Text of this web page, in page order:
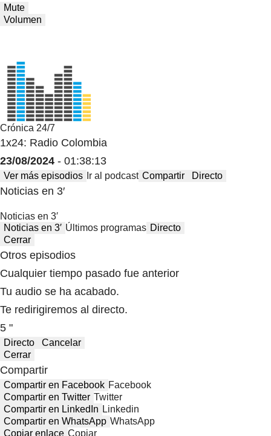
Mute
Volumen
Crónica 24/7
1x24: Radio Colombia
23/08/2024 - 01:38:13
Ver más episodios Ir al podcast Compartir Directo
Noticias en 3′
Noticias en 3′
Noticias en 3′ Últimos programas Directo
Cerrar
Otros episodios
Cualquier tiempo pasado fue anterior
Tu audio se ha acabado.
Te redirigiremos al directo.
5 "
Directo
Cancelar
Cerrar
Compartir
Compartir en Facebook Facebook
Compartir en Twitter Twitter
Compartir en LinkedIn Linkedin
Compartir en WhatsApp WhatsApp
Copiar enlace Copiar